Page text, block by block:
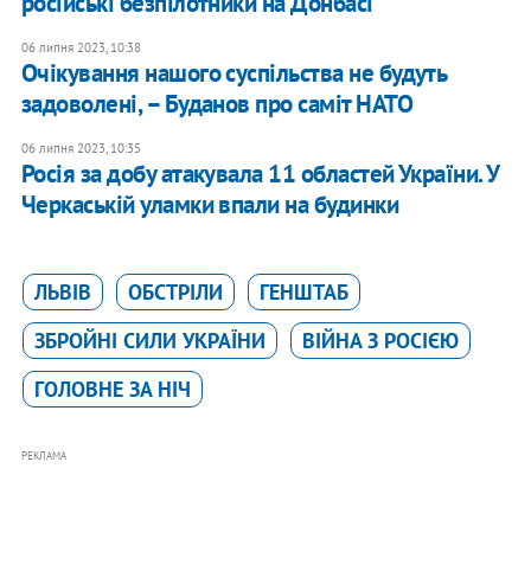
06 липня 2023, 10:38
Очікування нашого суспільства не будуть
задоволені, – Буданов про саміт НАТО
06 липня 2023, 10:35
Росія за добу атакувала 11 областей України. У
Черкаській уламки впали на будинки
ЛЬВІВ ОБСТРІЛИ
ГЕНШТАБ
ЗБРОЙНІ СИЛИ УКРАЇНИ
ВІЙНА З РОСІЄЮ
ГОЛОВНЕ ЗА НІЧ
РЕКЛАМА